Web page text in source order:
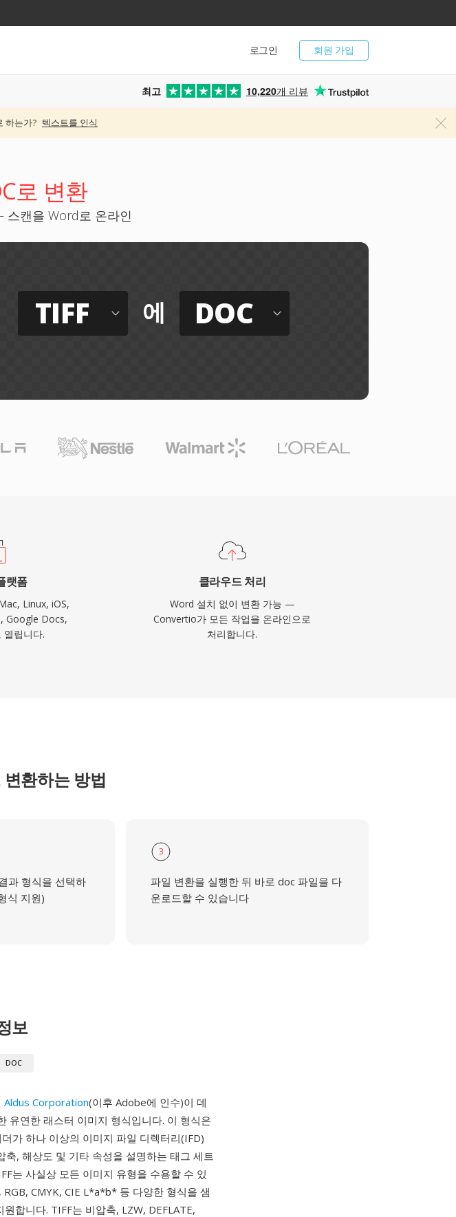
회원 가입
로그인
최고 10,220개 리뷰
하는가? 텍스트를 인식
로 변환
스캔을 Word로 온라인
TIFF 에 DOC
랫폼
Linux, iOS,
Google Docs,
립니다.
클라우드 처리
Word 설치 없이 변환 가능 —
Convertio가 모든 작업을 온라인으로
처리합니다.
환하는 방법
과 형식을 선택하
식 지원)
3
파일 변환을 실행한 뒤 바로 doc 파일을 다
운로드할 수 있습니다
보
DOC
Aldus Corporation(이후 Adobe에 인수)이 데
유연한 래스터 이미지 형식입니다. 이 형식은
가 하나 이상의 이미지 파일 디렉터리(IFD)
, 해상도 및 기타 속성을 설명하는 태그 세트
는 사실상 모든 이미지 유형을 수용할 수 있
CMYK, CIE L*a*b* 등 다양한 형식을 샘
합니다. TIFF는 비압축, LZW, DEFLATE,